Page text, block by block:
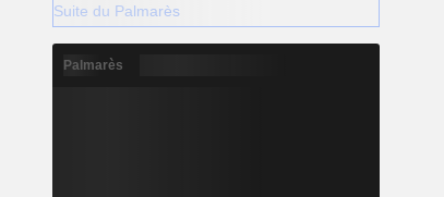
Suite du Palmarès
Palmarès